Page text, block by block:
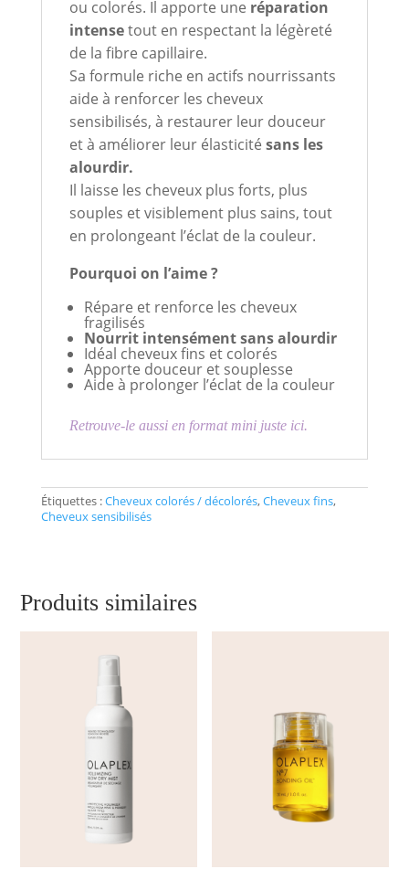
ou colorés. Il apporte une réparation
intensetout en respectant la légèreté
de la fibre capillaire.
Sa formule riche en actifs nourrissants
aide à renforcer les cheveux
sensibilisés, à restaurer leur douceur
et à améliorer leur élasticité sans les
alourdir.
Il laisse les cheveux plus forts, plus
souples et visiblement plus sains, tout
en prolongeant l’éclat de la couleur.
Pourquoi on l’aime ?
Répare et renforce les cheveux
fragilisés
Nourrit intensément sans alourdir
Idéal cheveux fins et colorés
Apporte douceur et souplesse
Aide à prolonger l’éclat de la couleur
Retrouve-le aussi en format mini juste ici.
Étiquettes :Cheveux colorés / décolorés,Cheveux fins,
Cheveux sensibilisés
Produits similaires